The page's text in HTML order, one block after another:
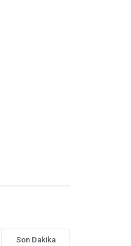
Son Dakika